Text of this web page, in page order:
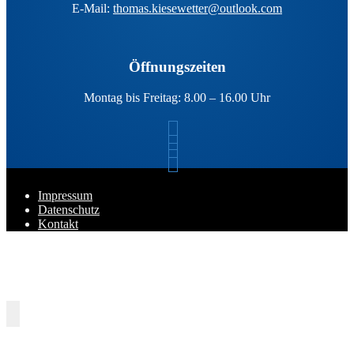
E-Mail: thomas.kiesewetter@outlook.com
Öffnungszeiten
Montag bis Freitag: 8.00 – 16.00 Uhr
Impressum
Datenschutz
Kontakt